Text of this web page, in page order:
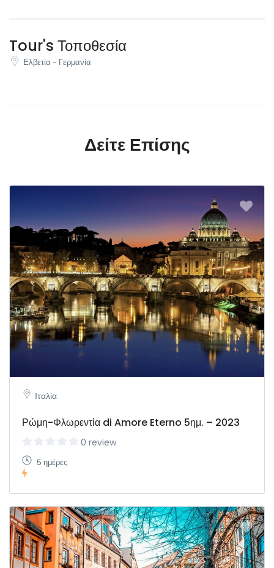
Tour's Τοποθεσία
Ελβετία - Γερμανία
Δείτε Επίσης
Ιταλία
Ρώμη-Φλωρεντία di Amore Eterno 5ημ. – 2023
0 review
5 ημέρες